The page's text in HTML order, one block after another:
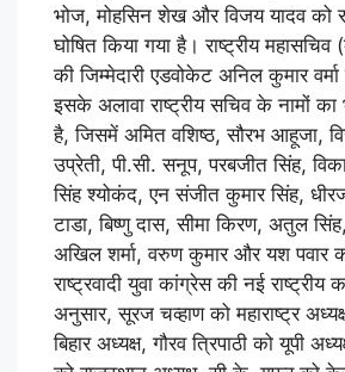
भोज, मोहसिन शेख और विजय यादव को
घोषित किया गया है। राष्ट्रीय महासचिव
की जिम्मेदारी एडवोकेट अनिल कुमार
इसके अलावा राष्ट्रीय सचिव के नामों का
है, जिसमें अमित वशिष्ठ, सौरभ आहूजा,
उप्रेती, पी.सी. सनूप, परबजीत सिंह,
सिंह श्योकंद, एन संजीत कुमार सिंह, धीरज
टाडा, बिष्णु दास, सीमा किरण, अतुल
अखिल शर्मा, वरुण कुमार और यश पवार
राष्ट्रवादी युवा कांग्रेस की नई राष्ट्रीय
अनुसार, सूरज चव्हाण को महाराष्ट्र
बिहार अध्यक्ष, गौरव त्रिपाठी को यूपी